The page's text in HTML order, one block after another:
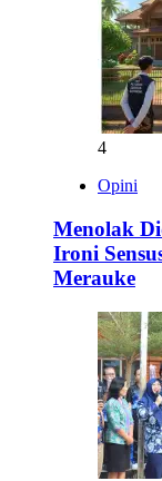
4
Opini
Menolak
Ironi
Merauke